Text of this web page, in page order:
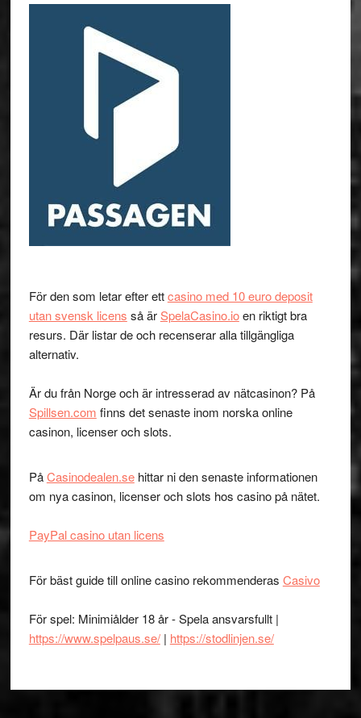
För den som letar efter ettcasino med 10 euro deposit
utan svensk licens så ärSpelaCasino.ioen riktigt bra
resurs. Där listar de och recenserar alla tillgängliga
alternativ.
Är du från Norge och är intresserad av nätcasinon? På
Spillsen.com finns det senaste inom norska online
casinon, licenser och slots.
PåCasinodealen.sehittar ni den senaste informationen
om nya casinon, licenser och slots hos casino på nätet.
PayPal casino utan licens
För bäst guide till online casino rekommenderas Casivo
För spel: Minimiålder 18 år - Spela ansvarsfullt |
https://www.spelpaus.se/| https://stodlinjen.se/